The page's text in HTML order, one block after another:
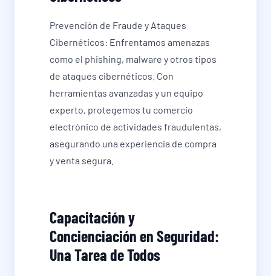
Prevención de Fraude y Ataques
Cibernéticos: Enfrentamos amenazas
como el phishing, malware y otros tipos
de ataques cibernéticos. Con
herramientas avanzadas y un equipo
experto, protegemos tu comercio
electrónico de actividades fraudulentas,
asegurando una experiencia de compra
y venta segura.
Capacitación y
Concienciación en Seguridad:
Una Tarea de Todos